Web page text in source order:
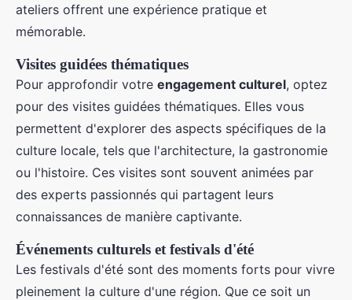
ateliers offrent une expérience pratique et
mémorable.
Visites guidées thématiques
Pour approfondir votre engagement culturel, optez
pour des visites guidées thématiques. Elles vous
permettent d'explorer des aspects spécifiques de la
culture locale, tels que l'architecture, la gastronomie
ou l'histoire. Ces visites sont souvent animées par
des experts passionnés qui partagent leurs
connaissances de manière captivante.
Événements culturels et festivals d'été
Les festivals d'été sont des moments forts pour vivre
pleinement la culture d'une région. Que ce soit un